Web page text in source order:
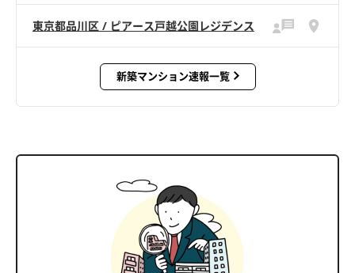
東京都品川区 / ピアース戸越公園レジデンス
新築マンション速報一覧